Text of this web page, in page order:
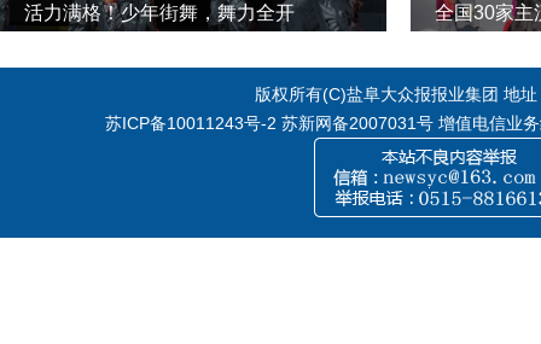
活力满格！少年街舞，舞力全开 全国30家主
版权所有(C)盐阜大众报报业集团 地
苏ICP备10011243号-2 苏新网备2007031号 增值电信业